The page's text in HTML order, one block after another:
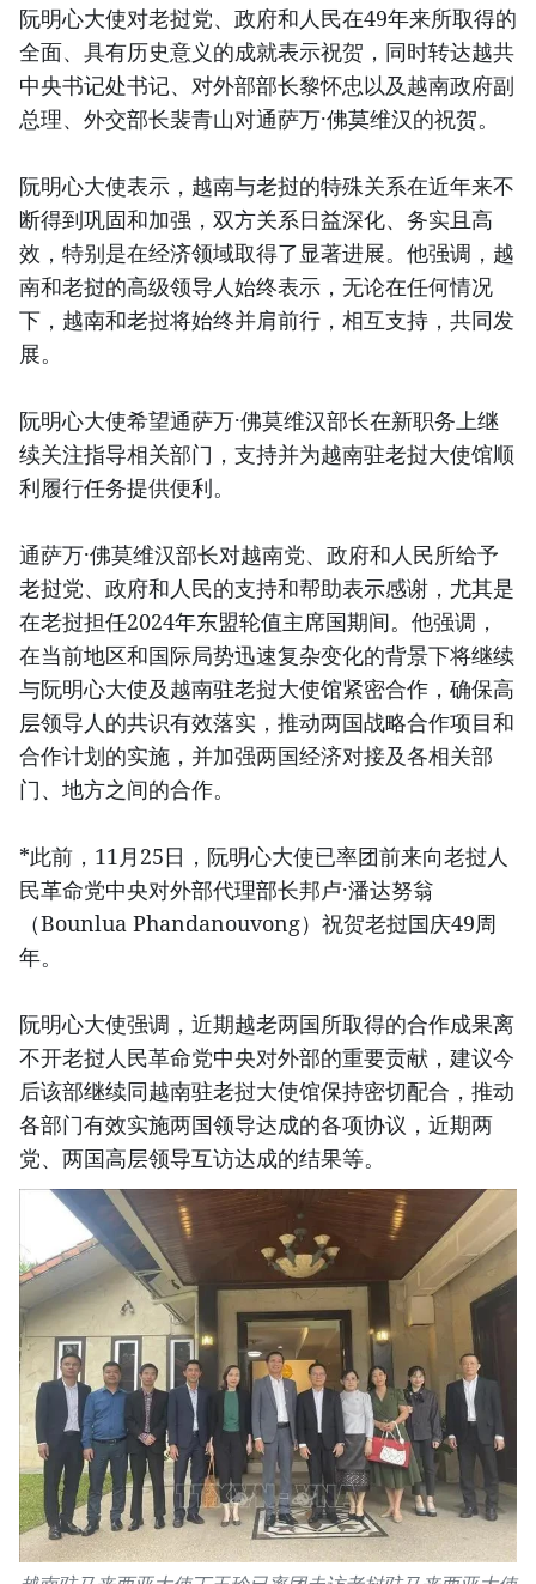
阮明心大使对老挝党、政府和人民在49年来所取得的
全面、具有历史意义的成就表示祝贺，同时转达越共
中央书记处书记、对外部部长黎怀忠以及越南政府副
总理、外交部长裴青山对通萨万·佛莫维汉的祝贺。
阮明心大使表示，越南与老挝的特殊关系在近年来不
断得到巩固和加强，双方关系日益深化、务实且高
效，特别是在经济领域取得了显著进展。他强调，越
南和老挝的高级领导人始终表示，无论在任何情况
下，越南和老挝将始终并肩前行，相互支持，共同发
展。
阮明心大使希望通萨万·佛莫维汉部长在新职务上继
续关注指导相关部门，支持并为越南驻老挝大使馆顺
利履行任务提供便利。
通萨万·佛莫维汉部长对越南党、政府和人民所给予
老挝党、政府和人民的支持和帮助表示感谢，尤其是
在老挝担任2024年东盟轮值主席国期间。他强调，
在当前地区和国际局势迅速复杂变化的背景下将继续
与阮明心大使及越南驻老挝大使馆紧密合作，确保高
层领导人的共识有效落实，推动两国战略合作项目和
合作计划的实施，并加强两国经济对接及各相关部
门、地方之间的合作。
*此前，11月25日，阮明心大使已率团前来向老挝人
民革命党中央对外部代理部长邦卢·潘达努翁
（Bounlua Phandanouvong）祝贺老挝国庆49周
年。
阮明心大使强调，近期越老两国所取得的合作成果离
不开老挝人民革命党中央对外部的重要贡献，建议今
后该部继续同越南驻老挝大使馆保持密切配合，推动
各部门有效实施两国领导达成的各项协议，近期两
党、两国高层领导互访达成的结果等。